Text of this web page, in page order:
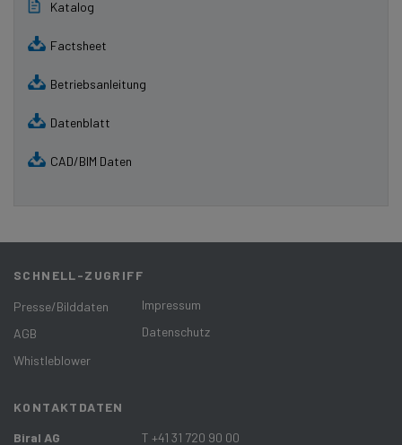
Katalog
Factsheet
Betriebsanleitung
Datenblatt
CAD/BIM Daten
SCHNELL-ZUGRIFF
Presse/Bilddaten
AGB
Whistleblower
Impressum
Datenschutz
KONTAKTDATEN
Biral AG
T +41 31 720 90 00